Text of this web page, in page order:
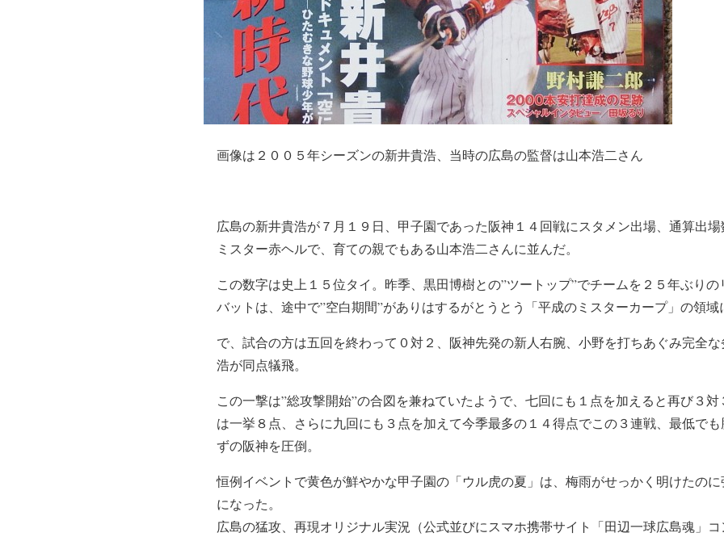
画像は２００５年シーズンの新井貴浩、当時の広島の監督は山本浩二さん
広島の新井貴浩が７月１９日、甲子園であった阪神１４回戦にスタメン出場、通算出
ミスター赤ヘルで、育ての親でもある山本浩二さんに並んだ。
この数字は史上１５位タイ。昨季、黒田博樹との”ツートップ”でチームを２５年ぶり
バットは、途中で”空白期間”がありはするがとうとう「平成のミスターカープ」の領域
で、試合の方は五回を終わって０対２、阪神先発の新人右腕、小野を打ちあぐみ完全
浩が同点犠飛。
この一撃は”総攻撃開始”の合図を兼ねていたようで、七回にも１点を加えると再び３
は一挙８点、さらに九回にも３点を加えて今季最多の１４得点でこの３連戦、最低で
ずの阪神を圧倒。
恒例イベントで黄色が鮮やかな甲子園の「ウル虎の夏」は、梅雨がせっかく明けたの
になった。
広島の猛攻、再現オリジナル実況（公式並びにスマホ携帯サイト「田辺一球広島魂」